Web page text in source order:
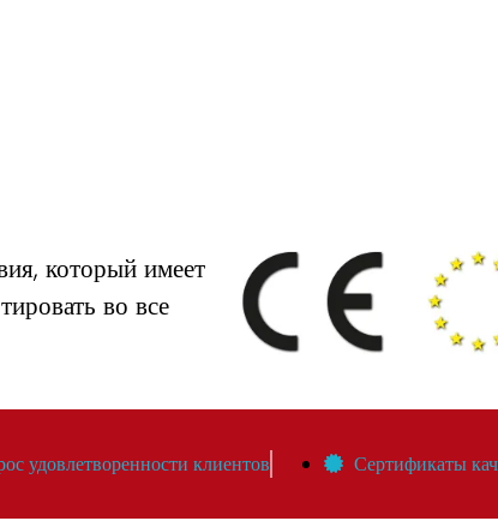
который имеет
во все
удовлетворенности клиентов Сертификаты